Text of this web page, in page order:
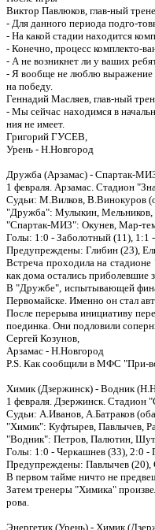
Виктор Павлюков, глав-ный
- Для данного периода подго-
- На какой стадии находится
- Конечно, процесс комплекто-
- А не возникнет ли у ваших
- Я вообще не люблю выражение
на победу.
Геннадий Масляев, глав-ный
- Мы сейчас находимся в
ния не имеет.
Григорий ГУСЕВ,
Урень - Н.Новгород
Дружба (Арзамас) - Спартак-
1 февраля. Арзамас. Стадион
Судьи: М.Вилков, В.Винокуров
"Дружба": Мулыкин, Мельников,
"Спартак-МИ3": Окунев, Мар-
Голы: 1:0 - Заболотный (11), 1:1
Предупреждены: Глибин (23),
Встреча проходила на
как дома остались
В "Дружбе", испытывающей
Первомайске. Именно он стал
После перерыва инициативу
поединка. Они подловили
Сергей Козунов,
Арзамас - Н.Новгород
P.S. Как сообщили в МФС "При-
Химик (Дзержинск) - Водник
1 февраля. Дзержинск. Стадион
Судьи: А.Иванов, А.Батраков
"Химик": Куфтырев, Павлычев,
"Водник": Петров, Палютин,
Голы: 1:0 - Черкашнев (33), 2:0
Предупреждены: Павлычев (20),
В первом тайме ничто не
Затем тренеры "Химика"
рова.
Энергетик (Урень) - Химик